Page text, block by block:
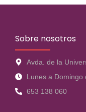
Sobre nosotros
Avda. de la
Lunes a Domingo
653 138 060